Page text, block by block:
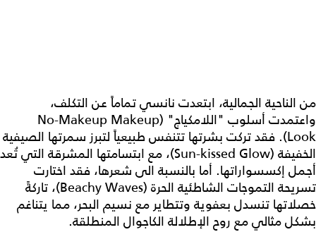
من الناحية الجمالية، ابتعدت نانسي تماماً عن التكلف،
واعتمدت أسلوب "اللامكياج" (No-Makeup Makeup
Look). فقد تركت بشرتها تتنفس طبيعياً لتبرز سمرتها الصيفية
الخفيفة (Sun-kissed Glow)، مع ابتسامتها المشرقة التي تُعد
أجمل إكسسواراتها. أما بالنسبة الى شعرها، فقد اختارت
تسريحة التموجات الشاطئية الحرة (Beachy Waves)، تاركةً
خصلاتها تنسدل بعفوية وتتطاير مع نسيم البحر، مما يتناغم
بشكل مثالي مع روح الإطلالة الكاجوال المنطلقة.